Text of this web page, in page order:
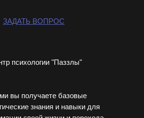
ЗАДАТЬ ВОПРОС
психологии "Паззлы"
вы получаете базовые
знания и навыки для